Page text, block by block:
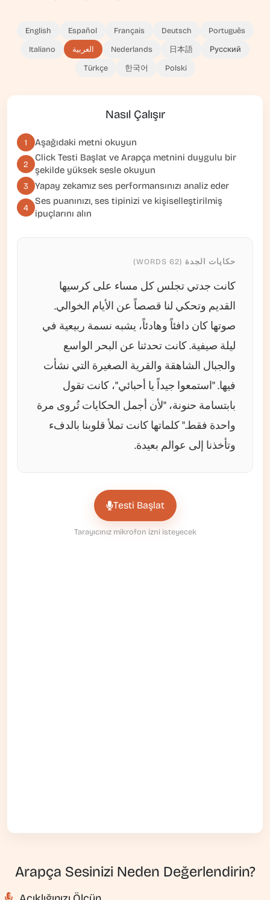
English Español Français Deutsch Português
Italiano العربية Nederlands 日本語 Русский
Türkçe 한국어 Polski
Nasıl Çalışır
1 Aşağıdaki metni okuyun
2
Click Testi Başlat ve Arapça metnini duygulu bir
şekilde yüksek sesle okuyun
3 Yapay zekamız ses performansınızı analiz eder
4
Ses puanınızı, ses tipinizi ve kişiselleştirilmiş
ipuçlarını alın
حكايات الجدة (62 WORDS)
كانت جدتي تجلس كل مساء على كرسيها
القديم وتحكي لنا قصصاً عن الأيام الخوالي.
صوتها كان دافئاً وهادئاً، يشبه نسمة ربيعية في
ليلة صيفية. كانت تحدثنا عن البحر الواسع
والجبال الشاهقة والقرية الصغيرة التي نشأت
فيها. "استمعوا جيداً يا أحبائي"، كانت تقول
بابتسامة حنونة، "لأن أجمل الحكايات تُروى مرة
واحدة فقط." كلماتها كانت تملأ قلوبنا بالدفء
وتأخذنا إلى عوالم بعيدة.
Testi Başlat
Tarayıcınız mikrofon izni isteyecek
Arapça Sesinizi Neden Değerlendirin?